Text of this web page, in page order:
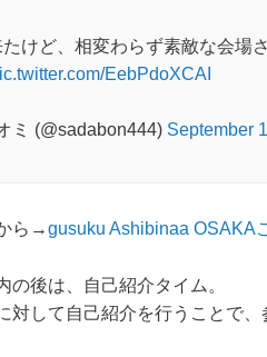
たけど、相変わらず素敵な会場
EebPdoXCAI
ミ (@sadabon444) September
ら→gusuku Ashibinaa OSAKA
の後は、自己紹介タイム。
対して自己紹介を行うことで、